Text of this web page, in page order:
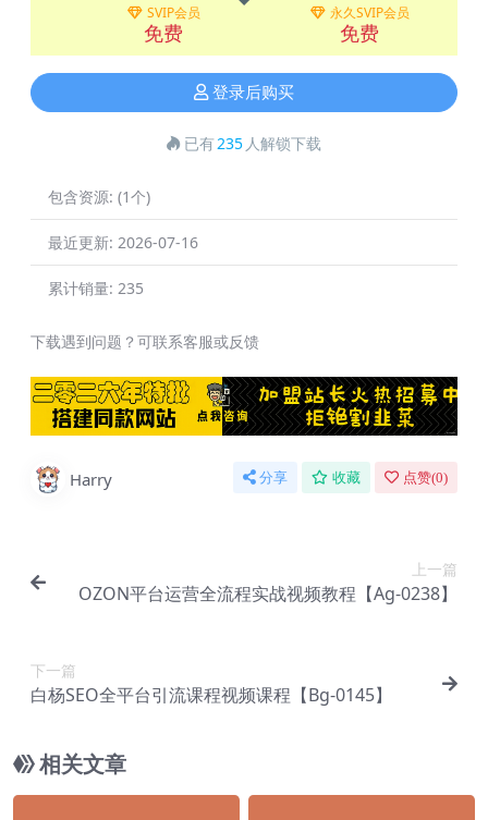
SVIP会员
免费
永久SVIP会员
免费
登录后购买
已有235 人解锁下载
包含资源: (1个)
最近更新: 2026-07-16
累计销量: 235
下载遇到问题？可联系客服或反馈
Harry 分享 收藏 点赞(0)
上一篇
OZON平台运营全流程实战视频教程【Ag-0238】
下一篇
白杨SEO全平台引流课程视频课程【Bg-0145】
相关文章